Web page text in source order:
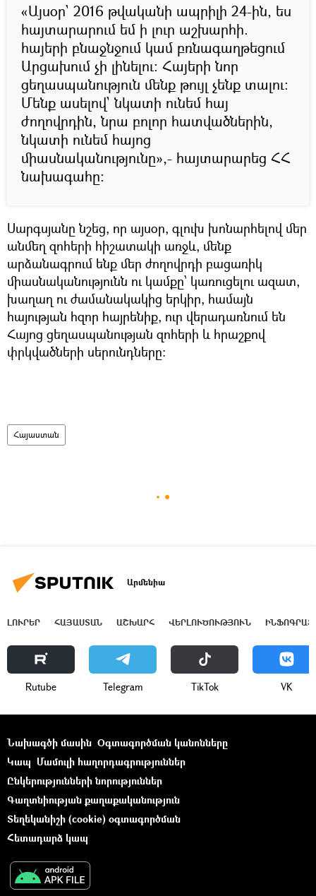
«Այսօր` 2016 թվականի ապրիլի 24-ին, ես
հայտարարում եմ ի լուր աշխարհի.
հայերի բնաջնջում կամ բռնագաղթեցում
Արցախում չի լինելու: Հայերի նոր
ցեղասպանություն մենք թույլ չենք տալու:
Մենք ասելով` նկատի ունեմ հայ
ժողովրդին, նրա բոլոր հատվածներին,
նկատի ունեմ հայոց
միասնականությունը»,- հայտարարեց ՀՀ
նախագահը:
Սարգսյանը նշեց, որ այսօր, գլուխ խոնարհելով մեր
անմեղ զոհերի հիշատակի առջև, մենք
արձանագրում ենք մեր ժողովրդի բացառիկ
միասնականությունն ու կամքը՝ կառուցելու ազատ,
խաղաղ ու ժամանակակից երկիր, համայն
հայության հզոր հայրենիք, ուր վերադառնում են
Հայոց ցեղասպանության զոհերի և հրաշքով
փրկվածների սերունդները:
Հայաստան
Արմենիա
ԼՈՒՐԵՐ ՀԱՅԱՍՏԱՆ ԱՇԽԱՐՀ ՎԵՐԼՈՒԾՈՒԹՅՈՒՆ
Rutube Telegram ТikТоk VK
Նախագծի մասին Օգտագործման կանոնները
Կապ Մամուլի հաղորդագրություններ
Ընկերությունների նորություններ
Գաղտնիության քաղաքականություն
Տեղեկանիշի (cookie) օգտագործման
Հետադարձ կապ